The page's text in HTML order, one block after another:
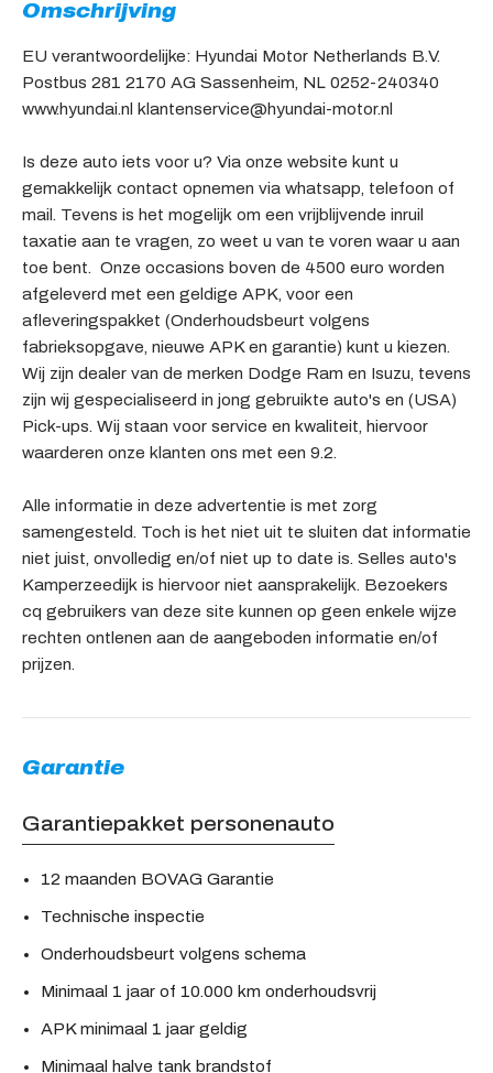
Omschrijving
EU verantwoordelijke: Hyundai Motor Netherlands B.V.
Postbus 281 2170 AG Sassenheim, NL 0252-240340
www.hyundai.nl klantenservice@hyundai-motor.nl
Is deze auto iets voor u? Via onze website kunt u
gemakkelijk contact opnemen via whatsapp, telefoon of
mail. Tevens is het mogelijk om een vrijblijvende inruil
taxatie aan te vragen, zo weet u van te voren waar u aan
toe bent. Onze occasions boven de 4500 euro worden
afgeleverd met een geldige APK, voor een
afleveringspakket (Onderhoudsbeurt volgens
fabrieksopgave, nieuwe APK en garantie) kunt u kiezen.
Wij zijn dealer van de merken Dodge Ram en Isuzu, tevens
zijn wij gespecialiseerd in jong gebruikte auto's en (USA)
Pick-ups. Wij staan voor service en kwaliteit, hiervoor
waarderen onze klanten ons met een 9.2.
Alle informatie in deze advertentie is met zorg
samengesteld. Toch is het niet uit te sluiten dat informatie
niet juist, onvolledig en/of niet up to date is. Selles auto's
Kamperzeedijk is hiervoor niet aansprakelijk. Bezoekers
cq gebruikers van deze site kunnen op geen enkele wijze
rechten ontlenen aan de aangeboden informatie en/of
prijzen.
Garantie
Garantiepakket personenauto
12 maanden BOVAG Garantie
Technische inspectie
Onderhoudsbeurt volgens schema
Minimaal 1 jaar of 10.000 km onderhoudsvrij
APK minimaal 1 jaar geldig
Minimaal halve tank brandstof